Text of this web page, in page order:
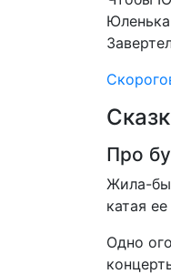
Про
Жила-
катая
Одно